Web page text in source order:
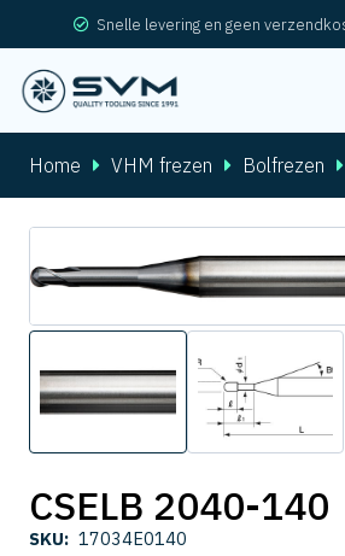
Snelle levering en geen
Home VHM frezen Bolfrezen
CSELB 2040-140
SKU: 17034E0140